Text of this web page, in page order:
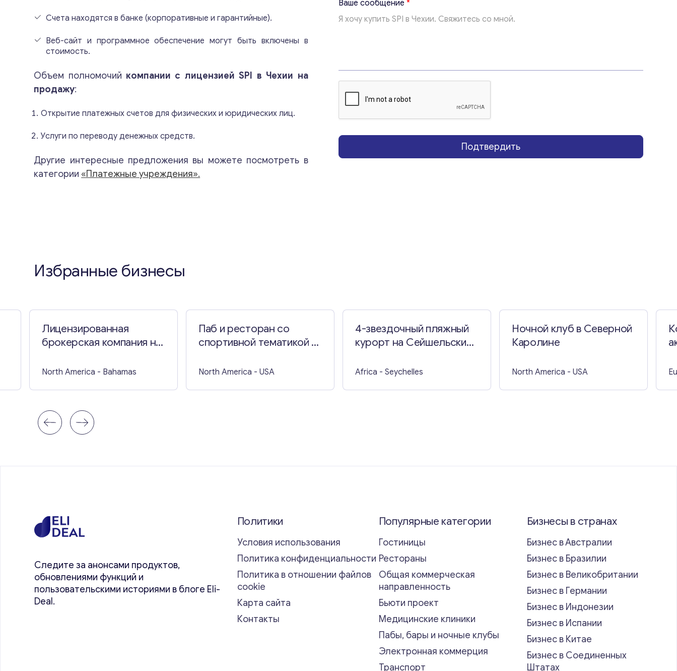
Консультация
Отправьте нам запрос, и мы свяжемся с вами в
Email*
Счета находятся в банке (корпоративные и гарантийные).
Веб-сайт и программное обеспечение могут быть включены в
стоимость.
Объем полномочий компании с лицензией SPI в Чехии на
продажу:
Открытие платежных счетов для физических и юридических лиц.
Услуги по переводу денежных средств.
Другие интересные предложения вы можете посмотреть в
категории «Платежные учреждения».
с
о
н
и
м
Ваше сообщение *
Подтвердить
Избранные бизнесы
Лицензированная
брокерская компания на
North America - Bahamas
Паб и ресторан со
спортивной тематикой в
North America - USA
4-звездочный пляжный
курорт на Сейшельских
Africa - Seychelles
Ночной клуб в Северной
Каролине
North America - USA
Следите за анонсами продуктов,
обновлениями функций и
пользовательскими историями в блоге Eli-
Deal.
Политики
Условия использования
Политика конфиденциальности
Политика в отношении файлов
cookie
Карта сайта
Контакты
Популярные категории
Гостиницы
Рестораны
Общая коммерческая
направленность
Бьюти проект
Медицинские клиники
Пабы, бары и ночные клубы
Электронная коммерция
Транспорт
Бизнесы в странах
Бизнес в Австралии
Бизнес в Бразилии
Бизнес в Великобритании
Бизнес в Германии
Бизнес в Индонезии
Бизнес в Испании
Бизнес в Китае
Бизнес в Соединенных
Штатах